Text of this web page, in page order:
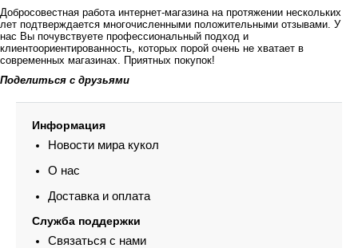
Добросовестная работа интернет-магазина на протяжении нескольких
лет подтверждается многочисленными положительными отзывами. У
нас Вы почувствуете профессиональный подход и
клиентоориентированность, которых порой очень не хватает в
современных магазинах. Приятных покупок!
Поделиться с друзьями
Информация
Новости мира кукол
О нас
Доставка и оплата
Служба поддержки
Связаться с нами